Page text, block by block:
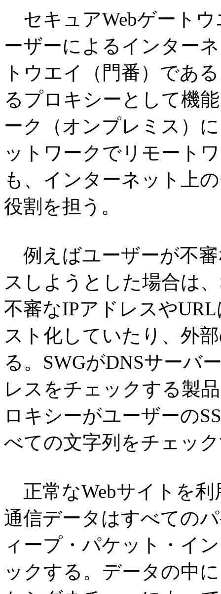
セキュアWebゲートウ
ーザーによるインター
トウエイ（門番）であ
るプロキシーとして機
ーク（オンプレミス）
ットワークでリモート
も、インターネット上
役割を担う。
例えばユーザーが不
スしようとした場合は
不審なIPアドレスや
スト化していたり、外
る。SWGがDNSサーバ
レスをチェックする製
ロキシーがユーザーの
べての文字列をチェッ
正常なWebサイトを
通信データはすべての
ィープ・パケット・イ
ックする。データの中